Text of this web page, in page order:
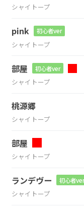
シャイトープ
pink 初心者ver
シャイトープ
部屋 初心者ver
シャイトープ
桃源郷
シャイトープ
部屋
シャイトープ
ランデヴー 初心者ver
シャイトープ